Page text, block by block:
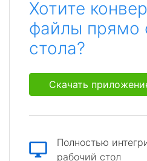
Хотите
файлы прямо
стола?
Скачать
Полностью
рабочий стол